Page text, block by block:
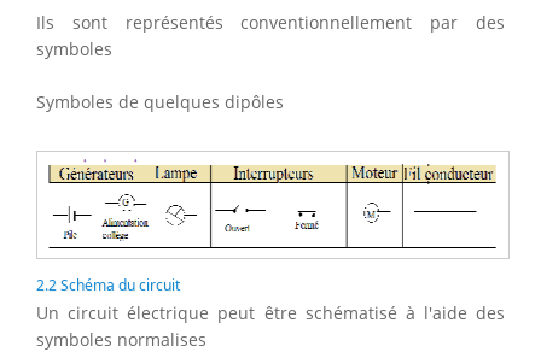
Ils sont représentés conventionnellement par des
symboles
Symboles de quelques dipôles
2.2 Schéma du circuit
Un circuit électrique peut être schématisé à l'aide des
symboles normalises